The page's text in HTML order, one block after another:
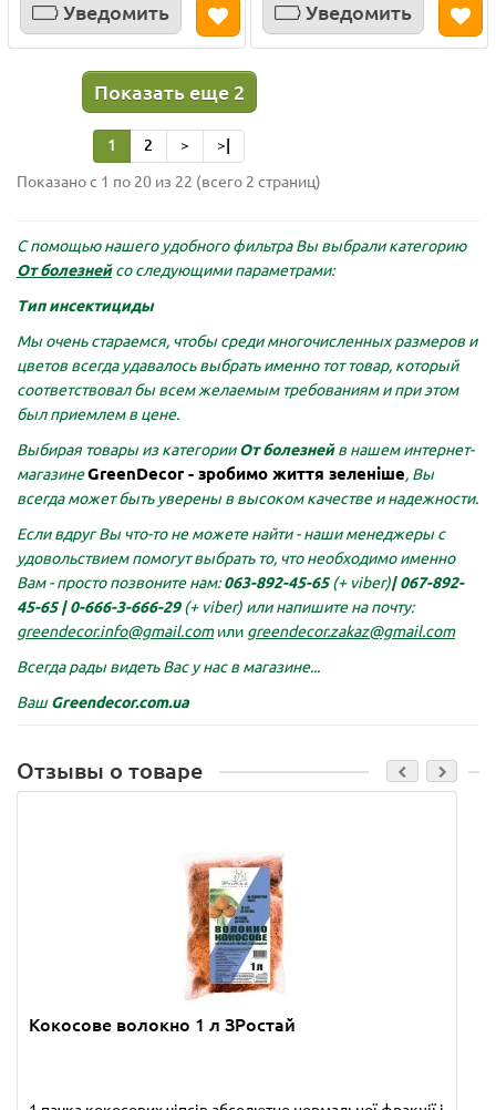
Уведомить Уведомить
Показать еще 2
1 2 > >|
Показано с 1 по 20 из 22 (всего 2 страниц)
С помощью нашего удобного фильтра Вы выбрали категорию
От болезнейсо следующими параметрами:
Тип инсектициды
Мы очень стараемся, чтобы среди многочисленных размеров и
цветов всегда удавалось выбрать именно тот товар, который
соответствовал бы всем желаемым требованиям и при этом
был приемлем в цене.
Выбирая товары из категорииОт болезнейв нашем интернет-
магазинеGreenDecor - зробимо життя зеленіше, Вы
всегда может быть уверены в высоком качестве и надежности.
Если вдруг Вы что-то не можете найти - наши менеджеры с
удовольствием помогут выбрать то, что необходимо именно
Вам - просто позвоните нам:063-892-45-65(+ viber)|067-892-
45-65 | 0-666-3-666-29(+ viber) или напишите на почту:
greendecor.info@gmail.com или greendecor.zakaz@gmail.com
Всегда рады видеть Вас у нас в магазине...
Ваш Greendecor.com.ua
Отзывы о товаре
Кокосове волокно 1 л ЗРостай